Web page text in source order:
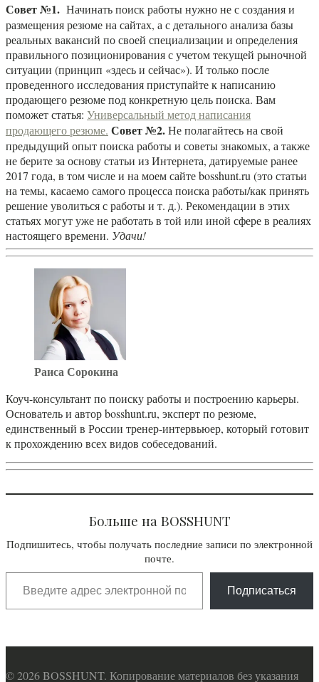
Совет №1. Начинать поиск работы нужно не с создания и
размещения резюме на сайтах, а с детального анализа базы
реальных вакансий по своей специализации и определения
правильного позиционирования с учетом текущей рыночной
ситуации (принцип «здесь и сейчас»). И только после
проведенного исследования приступайте к написанию
продающего резюме под конкретную цель поиска. Вам
поможет статья: Универсальный метод написания
продающего резюме. Совет №2.Не полагайтесь на свой
предыдущий опыт поиска работы и советы знакомых, а также
не берите за основу статьи из Интернета, датируемые ранее
2017 года, в том числе и на моем сайте bosshunt.ru (это статьи
на темы, касаемо самого процесса поиска работы/как принять
решение уволиться с работы и т. д.). Рекомендации в этих
статьях могут уже не работать в той или иной сфере в реалиях
настоящего времени. Удачи!
Раиса Сорокина
Коуч-консультант по поиску работы и построению карьеры.
Основатель и автор bosshunt.ru, эксперт по резюме,
единственный в России тренер-интервьюер, который готовит
к прохождению всех видов собеседований.
Больше на BOSSHUNT
Подпишитесь, чтобы получать последние записи по электронной
почте.
Подписаться
© 2026 BOSSHUNT. Копирование материалов без указания